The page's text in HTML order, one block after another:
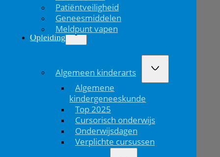
Patiëntveiligheid
Geneesmiddelen
Meldpunt vapen
Opleiding
Algemeen kinderarts
Algemene
kindergeneeskunde
Top 2025
Cursorisch onderwijs
Onderwijsdagen
Verplichte cursussen